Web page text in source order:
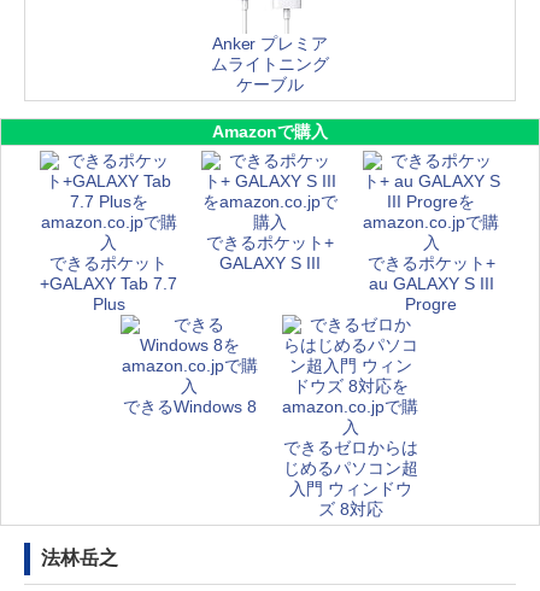
Anker プレミア
ムライトニング
ケーブル
Amazonで購入
できるポケット
+GALAXY Tab 7.7
Plus
できるポケット+
GALAXY S III
できるポケット+
au GALAXY S III
Progre
できるWindows 8
できるゼロからは
じめるパソコン超
入門 ウィンドウ
ズ 8対応
法林岳之